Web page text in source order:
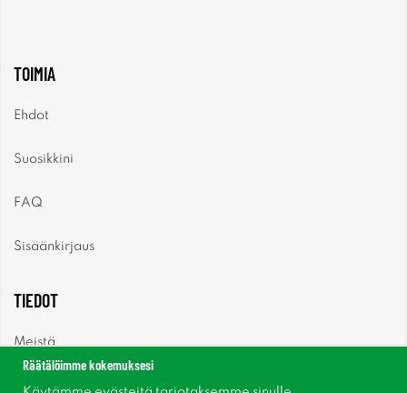
TOIMIA
Ehdot
Suosikkini
FAQ
Sisäänkirjaus
TIEDOT
Meistä
Uutiset
Räätälöimme kokemuksesi